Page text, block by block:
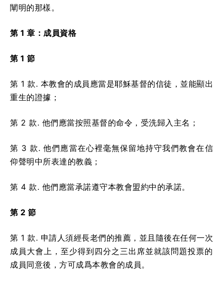
闡明的那樣。
第 1 章：成員資格
第 1 節
第 1 款. 本教會的成員應當是耶穌基督的信徒，並能顯出
重生的證據；
第 2 款. 他們應當按照基督的命令，受洗歸入主名；
第 3 款. 他們應當在心裡毫無保留地持守我們教會在信
仰聲明中所表達的教義；
第 4 款. 他們應當承諾遵守本教會盟約中的承諾。
第 2 節
第 1 款. 申請人須經長老們的推薦，並且隨後在任何一次
成員大會上，至少得到四分之三出席並就該問題投票的
成員同意後，方可成爲本教會的成員。